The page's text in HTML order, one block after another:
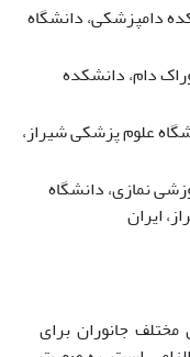
دامپزشکی، دانشگاه
دام، دانشکده
علوم پزشکی شیراز،
نمازی، دانشگاه
ایران
مختلف جانوران برای